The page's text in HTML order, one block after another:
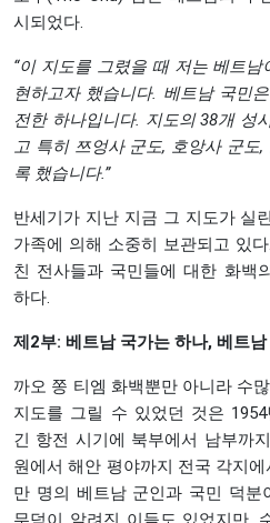
시되었다.
“이 지도를 그렸을 때 저는 베트남
현하고자 했습니다. 베트남 국민은
전한 하나입니다. 지도의 38개 성
고 특히 쯔엉사 군도, 호앙사 군도,
록 했습니다.”
반세기가 지난 지금 그 지도가 실
가족에 의해 소중히 보관되고 있
친 전사들과 국민들에 대한 화백
하다.
제2부: 베트남 국가는 하나, 베트
까오 쫑 티엠 화백뿐만 아니라 수
지도를 그릴 수 있었던 것은
긴 항전 시기에 북부에서 남부까
원에서 해안 평야까지 전국 각지
만 명의 베트남 군인과 국민 덕분